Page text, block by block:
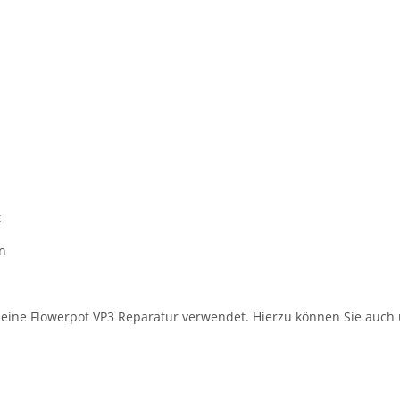
Flowerpot VP3 Reparatur verwendet. Hierzu können Sie